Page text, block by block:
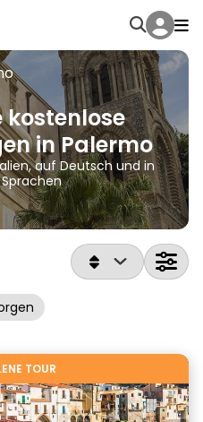
kostenlose
in Palermo
auf Deutsch und in
TOUR